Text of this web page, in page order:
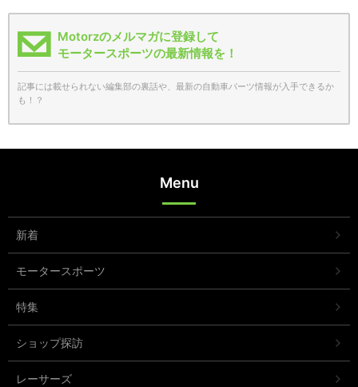
Motorzのメルマガに登録して
モータースポーツの最新情報を！
記事には載せられない編集部の裏話や、最新の自動車パーツ情報が入手できるか
も！？
Menu
新着
モータースポーツ
特集
ショップ探訪
レーサーズ